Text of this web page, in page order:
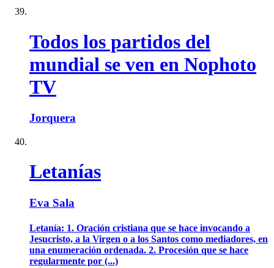
Todos los partidos del
mundial se ven en Nophoto
TV
Jorquera
Letanías
Eva Sala
Letanía: 1. Oración cristiana que se hace invocando a
Jesucristo, a la Virgen o a los Santos como mediadores, en
una enumeración ordenada. 2. Procesión que se hace
regularmente por (...)